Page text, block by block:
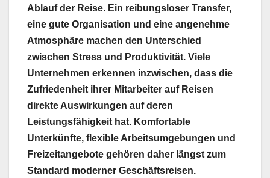
Ablauf der Reise. Ein reibungsloser Transfer,
eine gute Organisation und eine angenehme
Atmosphäre machen den Unterschied
zwischen Stress und Produktivität. Viele
Unternehmen erkennen inzwischen, dass die
Zufriedenheit ihrer Mitarbeiter auf Reisen
direkte Auswirkungen auf deren
Leistungsfähigkeit hat. Komfortable
Unterkünfte, flexible Arbeitsumgebungen und
Freizeitangebote gehören daher längst zum
Standard moderner Geschäftsreisen.